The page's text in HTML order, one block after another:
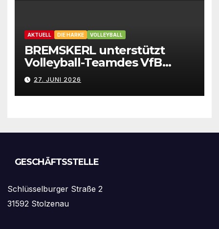
AKTUELL DIE HARKE VOLLEYBALL
BREMSKERL unterstützt
Volleyball-Teamdes VfB
Stolzenau mit neuen Trikots
27. JUNI 2026
GESCHÄFTSSTELLE
Schlüsselburger Straße 2
31592 Stolzenau